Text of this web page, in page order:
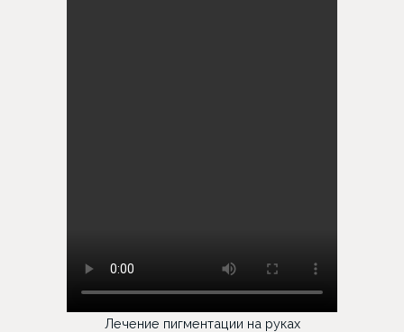
Лечение пигментации на руках